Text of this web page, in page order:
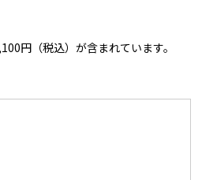
円（税込）が含まれています。